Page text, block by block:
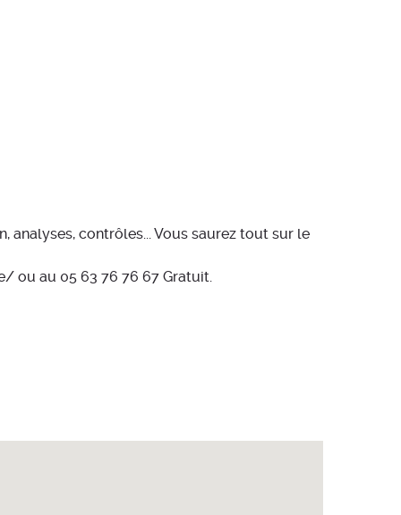
contrôles... Vous saurez tout sur le
ou au 05 63 76 76 67 Gratuit.